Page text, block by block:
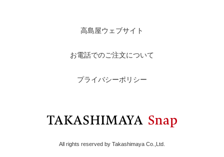
高島屋ウェブサイト
お電話でのご注文について
プライバシーポリシー
All rights reserved by Takashimaya Co.,Ltd.